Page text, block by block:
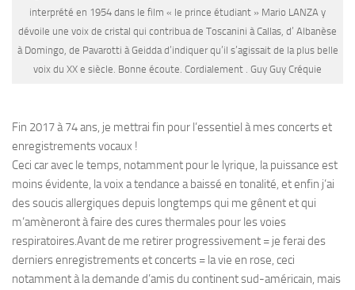
interprété en 1954 dans le film « le prince étudiant » Mario LANZA y
dévoile une voix de cristal qui contribua de Toscanini à Callas, d’ Albanèse
à Domingo, de Pavarotti à Geidda d’indiquer qu’il s’agissait de la plus belle
voix du XX e siècle. Bonne écoute. Cordialement . Guy Guy Créquie
Fin 2017 à 74 ans, je mettrai fin pour l’essentiel à mes concerts et
enregistrements vocaux !
Ceci car avec le temps, notamment pour le lyrique, la puissance est
moins évidente, la voix a tendance a baissé en tonalité, et enfin j’ai
des soucis allergiques depuis longtemps qui me gênent et qui
m’amèneront à faire des cures thermales pour les voies
respiratoires.Avant de me retirer progressivement = je ferai des
derniers enregistrements et concerts = la vie en rose, ceci
notamment à la demande d’amis du continent sud-américain, mais